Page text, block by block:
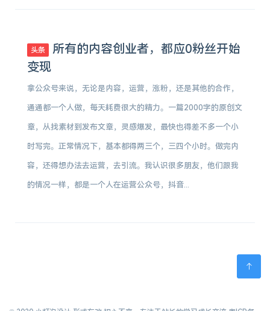
头条
所有的内容创业者，都应0粉丝开始
变现
拿公众号来说，无论是内容，运营，涨粉，还是其他的合作，
通通都一个人做，每天耗费很大的精力。一篇2000字的原创文
章，从找素材到发布文章，灵感爆发，最快也得差不多一个小
时写完。正常情况下，基本都得两三个，三四个小时。做完内
容，还得想办法去运营，去引流。我认识很多朋友，他们跟我
的情况一样，都是一个人在运营公众号，抖音...